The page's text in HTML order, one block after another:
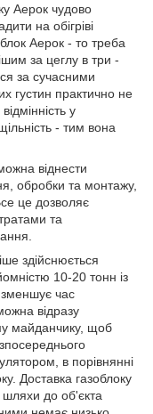
Аерок чудово
на обігріві
Аерок - то треба
за цеглу в три -
за сучасними
густин практично не
у
- тим вона
віднести
обробки та монтажу,
це дозволяє
та
здійснюється
10-20 тонн із
зменшує час
відразу
майданчику, щоб
в порівнянні
Доставка газоблоку
шляхи до об'єкта